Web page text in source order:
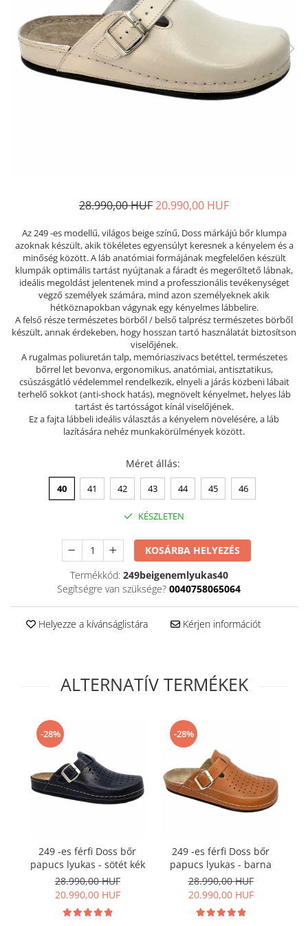
Női nyitott papucs - DOSS
Női szandál - DOSS
Férfi nyitott papucs - DOSS
Házi papucs - DOSS
PIUMETTA - gördülő talpú lábbeli
Férfi csukott papucs - Leon
Női nyitott papucs - Leon
Női szandál - Leon
Férfi nyitott papucs
NYÁRI NŐI LÁBBELI KOLLEKCIÓ
Szandál
NYARI FÉRFI LÁBBELI KOLLEKCIÓ
GYEREK SZANDÁL ÉS PAPUCS
STERILIZÁLHATÓ KLUMPA
TÉLI GYAPJÚ PAPUCSOK - női és
KIVEHETŐ TALPBETÉTES KLUMPA
BÜTYKÖS LÁBRA VALÓ PAPUCS
MUNKAVÉDELMI TANUSÍTVÁNNYAL
28.990,00 HUF20.990,00 HUF
Az 249 -es modellű, világos beige színű, Doss márkájú bőr klumpa
azoknak készült, akik tökéletes egyensúlyt keresnek a kényelem és a
minőség között. A láb anatómiai formájának megfelelően készült
klumpák optimális tartást nyújtanak a fáradt és megerőltető lábnak,
ideális megoldást jelentenek mind a professzionális tevékenységet
vegző személyek számára, mind azon személyeknek akik
hétköznapokban vágynak egy kényelmes lábbelire.
A felső része természetes börből / belső talprész természetes börből
készült, annak érdekeben, hogy hosszan tartó használatát biztosítson
viselőjének.
A rugalmas poliuretán talp, memóriaszivacs betéttel, természetes
bőrrel let bevonva, ergonomikus, anatómiai, antisztatikus,
csúszásgátló védelemmel rendelkezik, elnyeli a járás közbeni lábait
terhelő sokkot (anti-shock hatás), megnövelt kényelmet, helyes láb
tartást és tartósságot kínál viselőjének.
Ez a fajta lábbeli ideális választás a kényelem növelésére, a láb
lazítására nehéz munkakörülmények között.
Méret állás:
40 41 42 43 44 45 46
KÉSZLETEN
KOSÁRBA HELYEZÉS
Termékkód: 249beigenemlyukas40
Segítségre van szüksége? 0040758065064
Helyezze a kívánságlistára Kérjen információt
ALTERNATÍV TERMÉKEK
-28%
249 -es férfi Doss bőr
papucs lyukas - sötét kék
28.990,00 HUF
20.990,00 HUF
-28%
249 -es férfi Doss bőr
papucs lyukas - barna
28.990,00 HUF
20.990,00 HUF